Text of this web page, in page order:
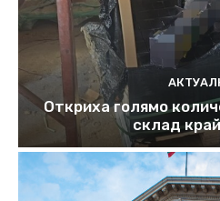
Откриха голямо
склад